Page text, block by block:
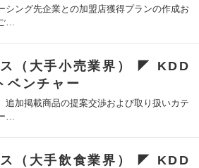
シング先企業との加盟店獲得プランの作成お
…
（大手小売業界） ◤ KDD
ベンチャー
追加掲載商品の提案交渉および取り扱いカテ
…
（大手飲食業界） ◤ KDD